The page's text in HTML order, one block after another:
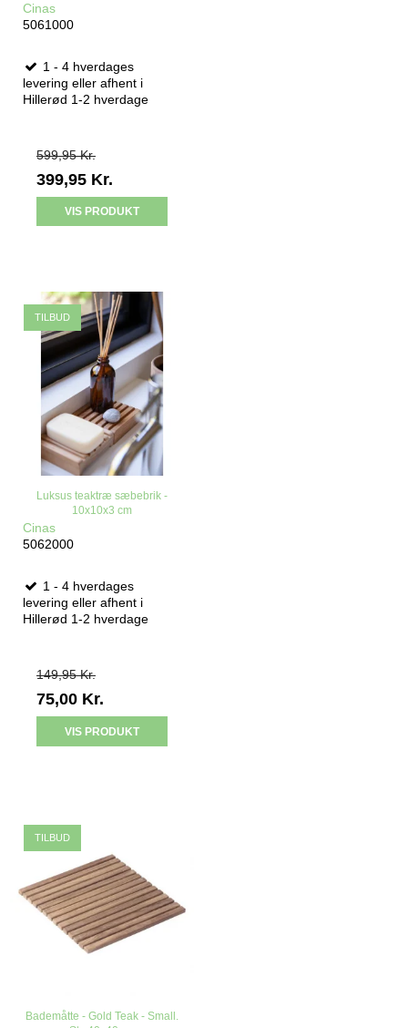
Cinas
5061000
1 - 4 hverdages
levering eller afhent i
Hillerød 1-2 hverdage
599,95 Kr.
399,95 Kr.
VIS PRODUKT
TILBUD
Luksus teaktræ sæbebrik -
10x10x3 cm
Cinas
5062000
1 - 4 hverdages
levering eller afhent i
Hillerød 1-2 hverdage
149,95 Kr.
75,00 Kr.
VIS PRODUKT
TILBUD
Bademåtte - Gold Teak - Small.